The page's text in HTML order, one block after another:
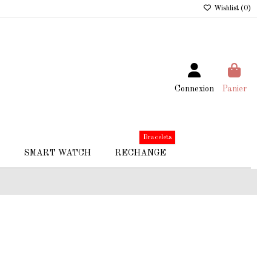
Wishlist (0)
Connexion Panier
SMART WATCH RECHANGE
Bracelets